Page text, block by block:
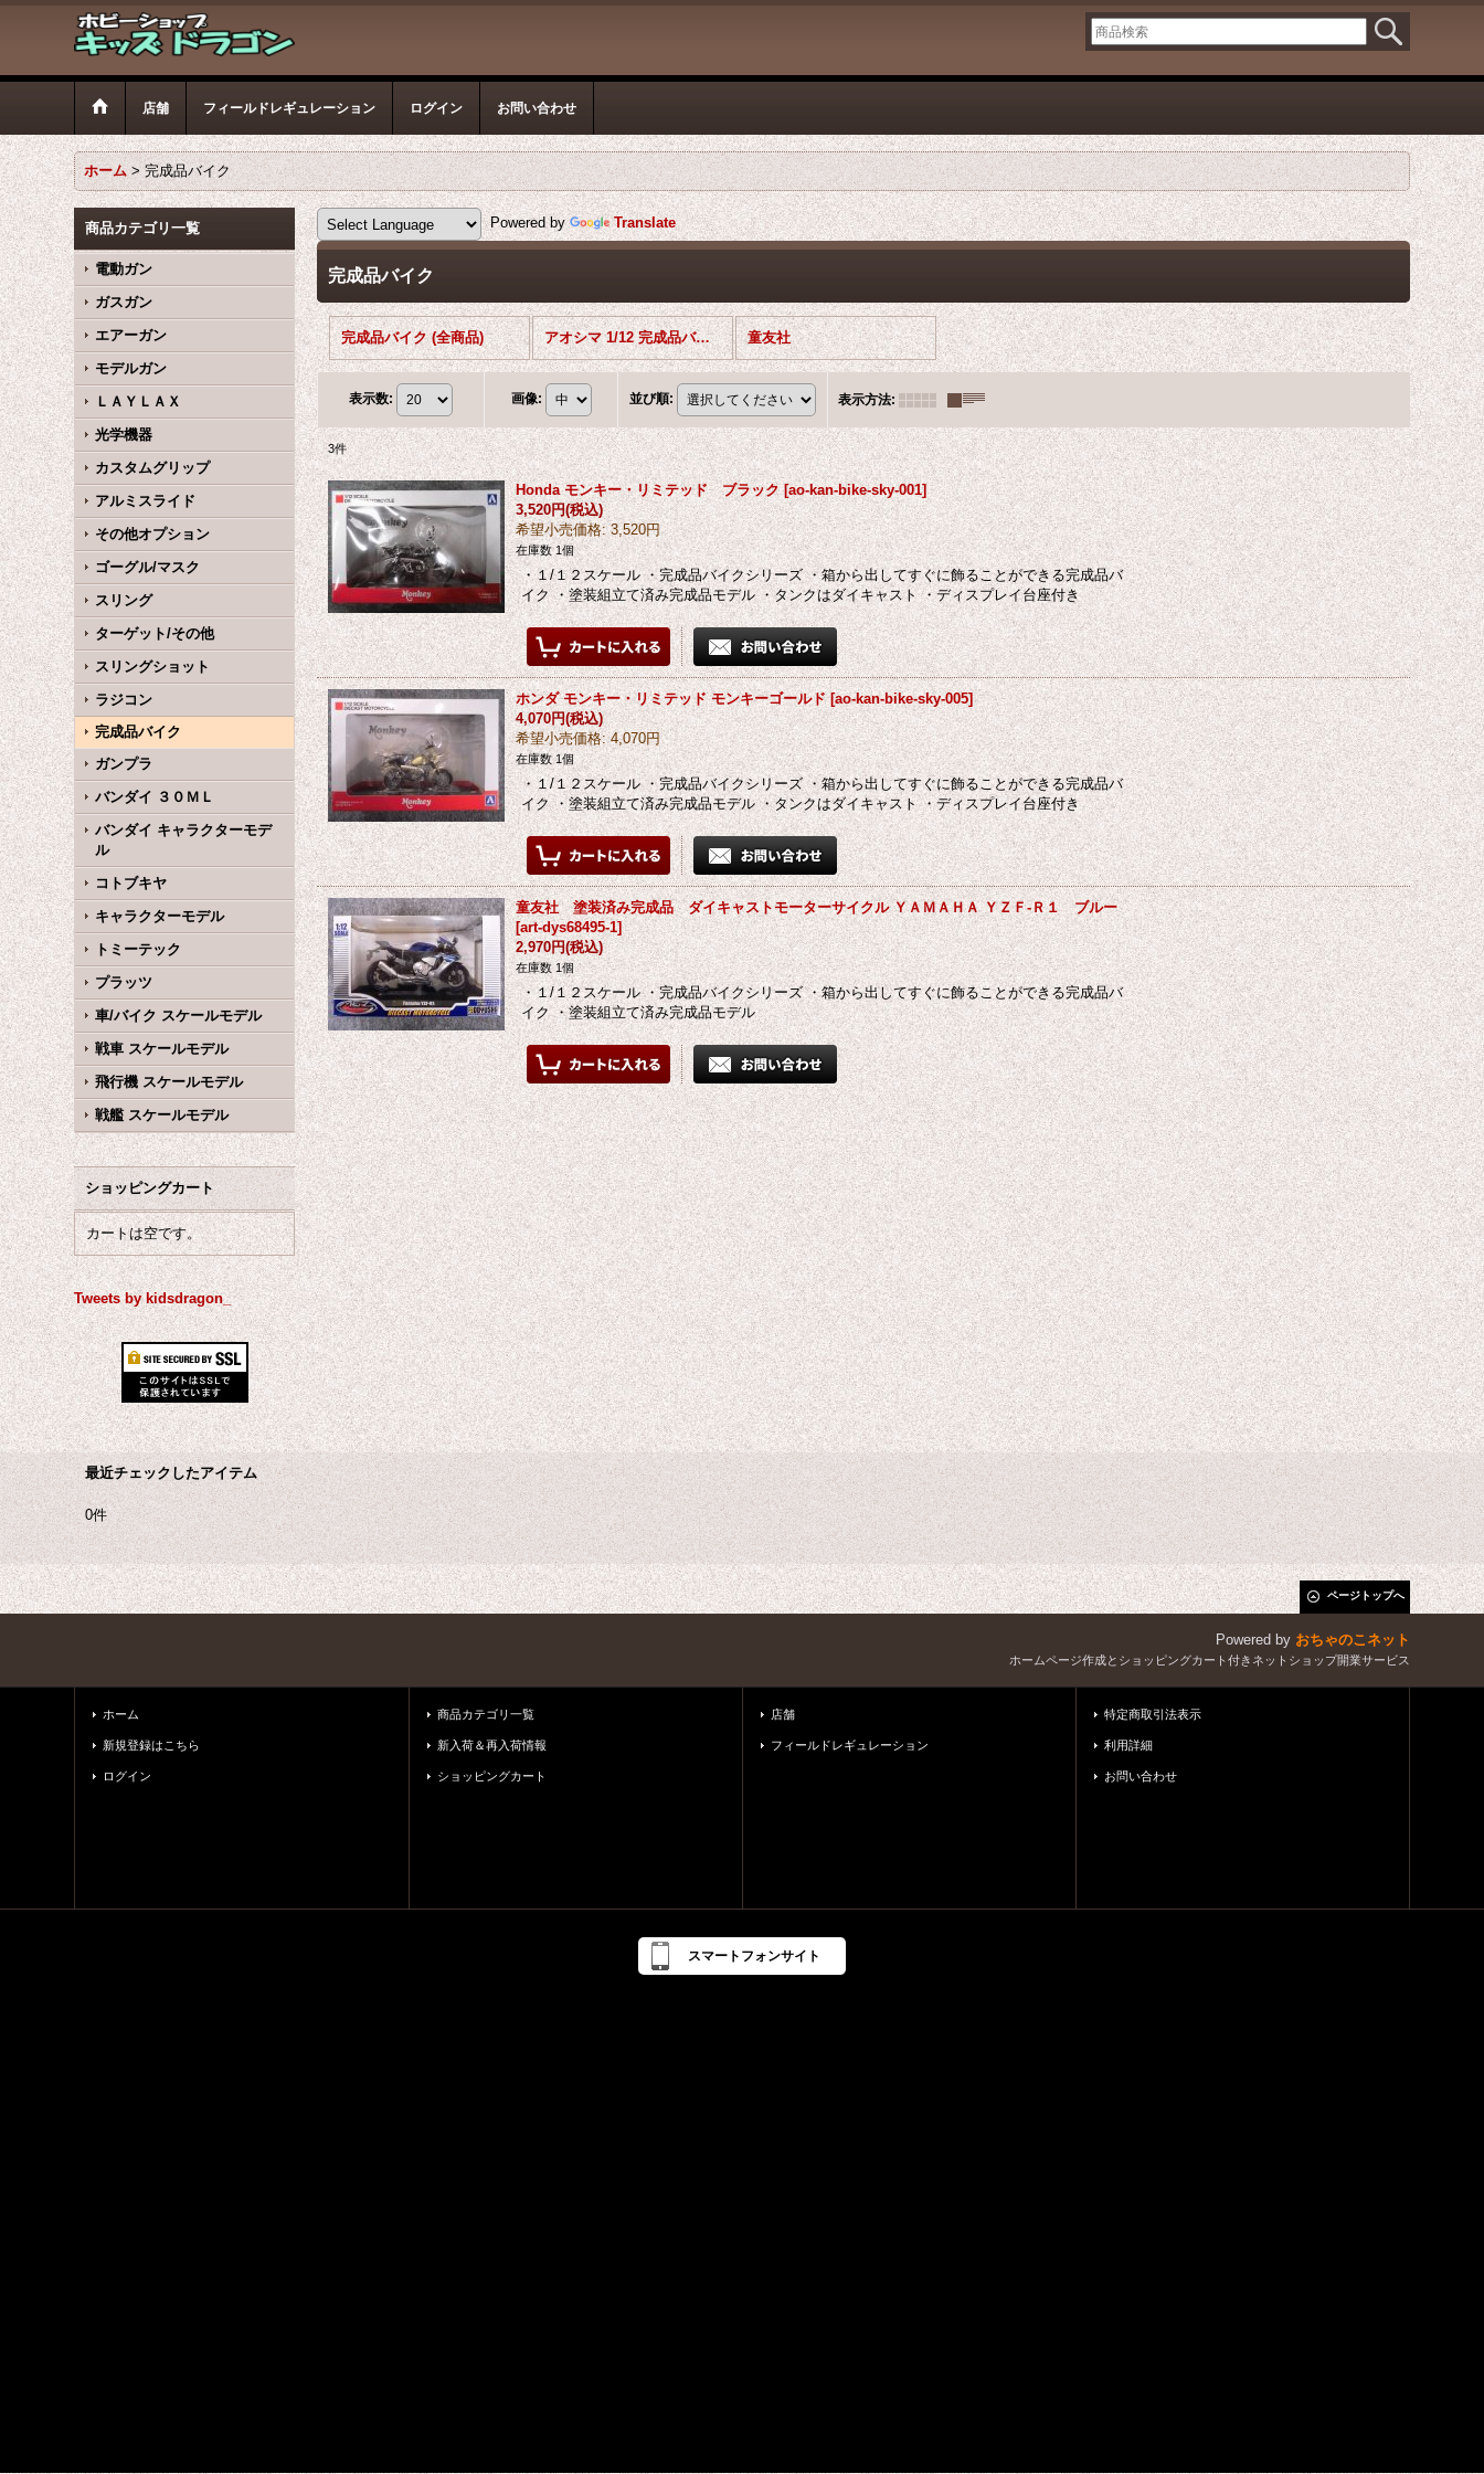
店舗 フィールドレギュレーション ログイン お問い合わせ
ホーム > 完成品バイク
商品カテゴリ一覧
電動ガン
ガスガン
エアーガン
モデルガン
ＬＡＹＬＡＸ
光学機器
カスタムグリップ
アルミスライド
その他オプション
ゴーグル/マスク
スリング
ターゲット/その他
スリングショット
ラジコン
完成品バイク
ガンプラ
バンダイ ３０ＭＬ
バンダイ キャラクターモデ
ル
コトブキヤ
キャラクターモデル
トミーテック
プラッツ
車/バイク スケールモデル
戦車 スケールモデル
飛行機 スケールモデル
戦艦 スケールモデル
ショッピングカート
カートは空です。
Tweets by kidsdragon_
Powered by Translate
完成品バイク
完成品バイク (全商品) アオシマ 1/12 完成品バイク 童友社
表示数: 画像: 並び順: 表示方法:
3件
Honda モンキー・リミテッド ブラック [ao-kan-bike-sky-001]
3,520円(税込)
希望小売価格: 3,520円
在庫数 1個
・１/１２スケール ・完成品バイクシリーズ ・箱から出してすぐに飾ることができる完成品バ
イク ・塗装組立て済み完成品モデル ・タンクはダイキャスト ・ディスプレイ台座付き
ホンダ モンキー・リミテッド モンキーゴールド [ao-kan-bike-sky-005]
4,070円(税込)
希望小売価格: 4,070円
在庫数 1個
・１/１２スケール ・完成品バイクシリーズ ・箱から出してすぐに飾ることができる完成品バ
イク ・塗装組立て済み完成品モデル ・タンクはダイキャスト ・ディスプレイ台座付き
童友社 塗装済み完成品 ダイキャストモーターサイクル ＹＡＭＡＨＡ ＹＺＦ-Ｒ１ ブルー
[art-dys68495-1]
2,970円(税込)
在庫数 1個
・１/１２スケール ・完成品バイクシリーズ ・箱から出してすぐに飾ることができる完成品バ
イク ・塗装組立て済み完成品モデル
最近チェックしたアイテム
0件
ページトップへ
Powered by おちゃのこネット
ホームページ作成とショッピングカート付きネットショップ開業サービス
ホーム
新規登録はこちら
ログイン
商品カテゴリ一覧
新入荷＆再入荷情報
ショッピングカート
店舗
フィールドレギュレーション
特定商取引法表示
利用詳細
お問い合わせ
スマートフォンサイト